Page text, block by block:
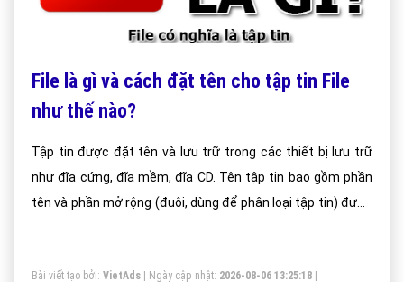
File là gì và cách đặt tên cho tập tin File
như thế nào?
Tập tin được đặt tên và lưu trữ trong các thiết bị lưu trữ
như đĩa cứng, đĩa mềm, đĩa CD. Tên tập tin bao gồm phần
tên và phần mở rộng (đuôi, dùng để phân loại tập tin) được
có độ dài tùy thuộc vào hệ thống tập tin và Hệ điều hành,
Bài viết tạo bởi: VietAds | Ngày cập nhật: 2026-08-06 13:25:18